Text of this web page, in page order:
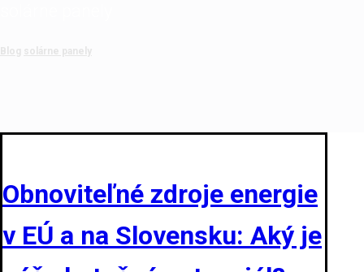
Blog solárne panely
Obnoviteľné zdroje energie
v EÚ a na Slovensku: Aký je